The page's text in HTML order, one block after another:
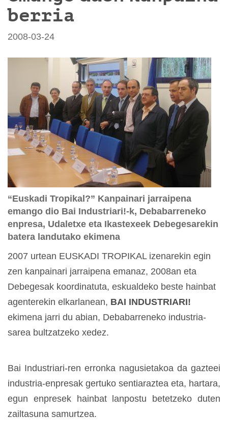
berria
2008-03-24
“Euskadi Tropikal?” Kanpainari jarraipena
emango dio Bai Industriari!-k, Debabarreneko
enpresa, Udaletxe eta Ikastexeek Debegesarekin
batera landutako ekimena
2007 urtean EUSKADI TROPIKAL izenarekin egin
zen kanpainari jarraipena emanaz, 2008an eta
Debegesak koordinatuta, eskualdeko beste hainbat
agenterekin elkarlanean, BAI INDUSTRIARI!
ekimena jarri du abian, Debabarreneko industria-
sarea bultzatzeko xedez.
Bai Industriari-ren erronka nagusietakoa da gazteei
industria-enpresak gertuko sentiaraztea eta, hartara,
egun enpresek hainbat lanpostu betetzeko duten
zailtasuna samurtzea.